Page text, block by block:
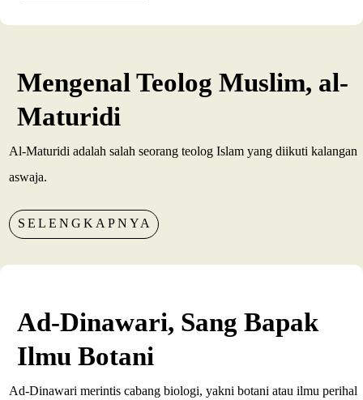
Mengenal Teolog Muslim, al-
Maturidi
Al-Maturidi adalah salah seorang teolog Islam yang diikuti kalangan
aswaja.
SELENGKAPNYA
Ad-Dinawari, Sang Bapak
Ilmu Botani
Ad-Dinawari merintis cabang biologi, yakni botani atau ilmu perihal